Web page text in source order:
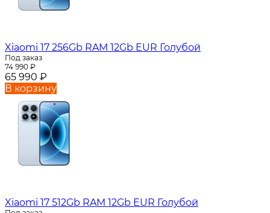
Xiaomi 17 256Gb RAM 12Gb EUR Голубой
Под заказ
74 990 ₽
65 990 ₽
В корзину
Xiaomi 17 512Gb RAM 12Gb EUR Голубой